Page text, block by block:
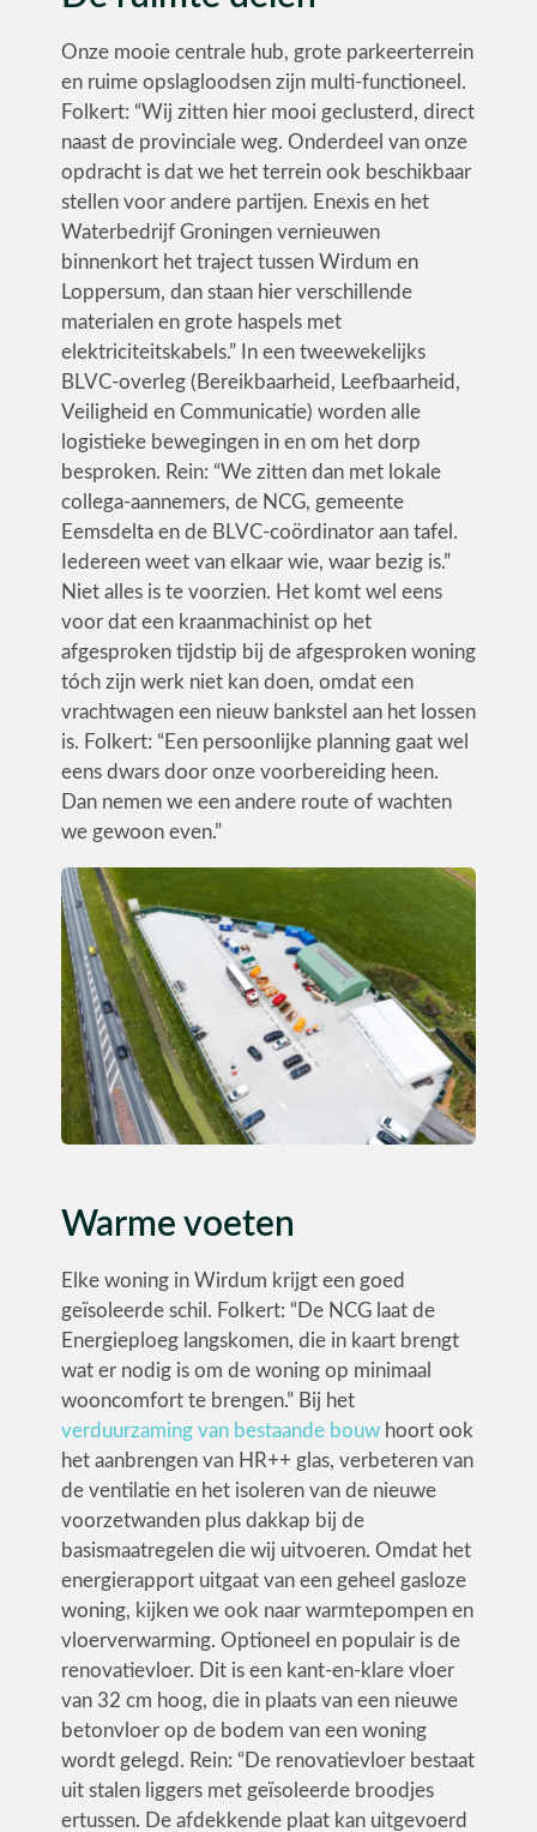
Onze mooie centrale hub, grote parkeerterrein
en ruime opslagloodsen zijn multi-functioneel.
Folkert: “Wij zitten hier mooi geclusterd, direct
naast de provinciale weg. Onderdeel van onze
opdracht is dat we het terrein ook beschikbaar
stellen voor andere partijen. Enexis en het
Waterbedrijf Groningen vernieuwen
binnenkort het traject tussen Wirdum en
Loppersum, dan staan hier verschillende
materialen en grote haspels met
elektriciteitskabels.” In een tweewekelijks
BLVC-overleg (Bereikbaarheid, Leefbaarheid,
Veiligheid en Communicatie) worden alle
logistieke bewegingen in en om het dorp
besproken. Rein: “We zitten dan met lokale
collega-aannemers, de NCG, gemeente
Eemsdelta en de BLVC-coördinator aan tafel.
Iedereen weet van elkaar wie, waar bezig is.”
Niet alles is te voorzien. Het komt wel eens
voor dat een kraanmachinist op het
afgesproken tijdstip bij de afgesproken woning
tóch zijn werk niet kan doen, omdat een
vrachtwagen een nieuw bankstel aan het lossen
is. Folkert: “Een persoonlijke planning gaat wel
eens dwars door onze voorbereiding heen.
Dan nemen we een andere route of wachten
we gewoon even.”
Warme voeten
Elke woning in Wirdum krijgt een goed
geïsoleerde schil. Folkert: “De NCG laat de
Energieploeg langskomen, die in kaart brengt
wat er nodig is om de woning op minimaal
wooncomfort te brengen.” Bij het
verduurzaming van bestaande bouw hoort ook
het aanbrengen van HR++ glas, verbeteren van
de ventilatie en het isoleren van de nieuwe
voorzetwanden plus dakkap bij de
basismaatregelen die wij uitvoeren. Omdat het
energierapport uitgaat van een geheel gasloze
woning, kijken we ook naar warmtepompen en
vloerverwarming. Optioneel en populair is de
renovatievloer. Dit is een kant-en-klare vloer
van 32 cm hoog, die in plaats van een nieuwe
betonvloer op de bodem van een woning
wordt gelegd. Rein: “De renovatievloer bestaat
uit stalen liggers met geïsoleerde broodjes
ertussen. De afdekkende plaat kan uitgevoerd